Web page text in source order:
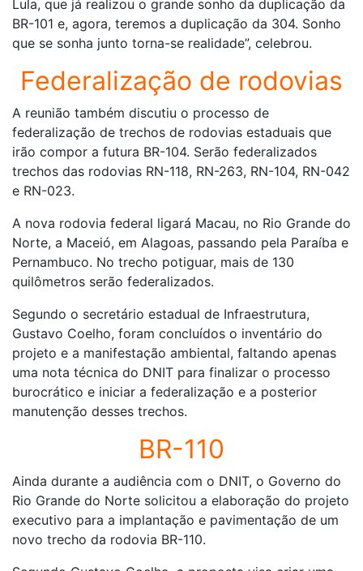
Lula, que já realizou o grande sonho da duplicação da
BR-101 e, agora, teremos a duplicação da 304. Sonho
que se sonha junto torna-se realidade”, celebrou.
Federalização de rodovias
A reunião também discutiu o processo de
federalização de trechos de rodovias estaduais que
irão compor a futura BR-104. Serão federalizados
trechos das rodovias RN-118, RN-263, RN-104, RN-042
e RN-023.
A nova rodovia federal ligará Macau, no Rio Grande do
Norte, a Maceió, em Alagoas, passando pela Paraíba e
Pernambuco. No trecho potiguar, mais de 130
quilômetros serão federalizados.
Segundo o secretário estadual de Infraestrutura,
Gustavo Coelho, foram concluídos o inventário do
projeto e a manifestação ambiental, faltando apenas
uma nota técnica do DNIT para finalizar o processo
burocrático e iniciar a federalização e a posterior
manutenção desses trechos.
BR-110
Ainda durante a audiência com o DNIT, o Governo do
Rio Grande do Norte solicitou a elaboração do projeto
executivo para a implantação e pavimentação de um
novo trecho da rodovia BR-110.